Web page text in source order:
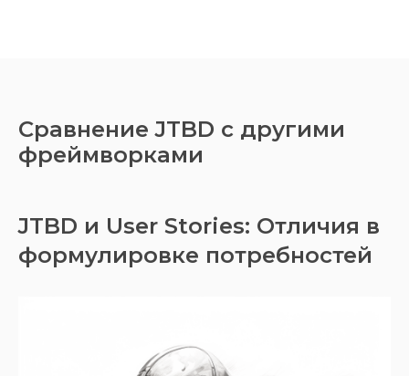
Сравнение JTBD с другими
фреймворками
JTBD и User Stories: Отличия в
формулировке потребностей